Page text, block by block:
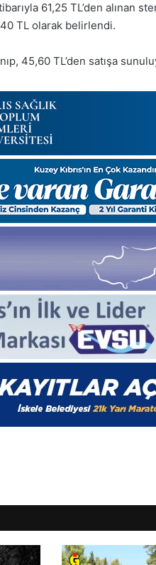
61,25 TL’den alınan
TL olarak belirlendi.
45,60 TL’den satışa
2025
Pazartesi 2025,
manşetleri